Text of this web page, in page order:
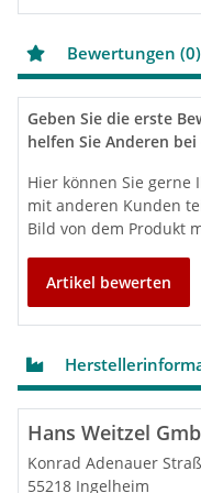
Bewertungen (0)
Geben Sie die erste
helfen Sie Anderen
Hier können Sie gerne
mit anderen Kunden
Bild von dem Produkt
Artikel bewerten
Hans Weitzel
Konrad Adenauer
55218 Ingelheim